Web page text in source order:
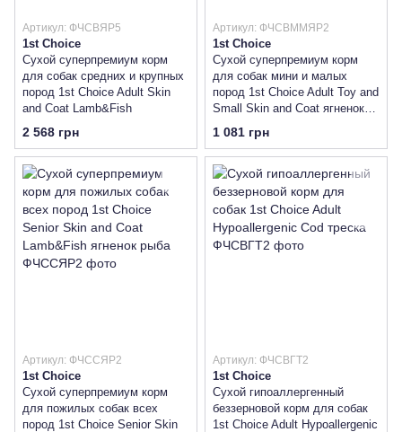
Артикул: ФЧСВЯР5
1st Choice
Сухой суперпремиум корм
для собак средних и крупных
пород 1st Choice Adult Skin
and Coat Lamb&Fish
2 568 грн
Артикул: ФЧСВММЯР2
1st Choice
Сухой суперпремиум корм
для собак мини и малых
пород 1st Choice Adult Toy and
Small Skin and Coat ягненок
рыба
1 081 грн
Артикул: ФЧССЯР2
1st Choice
Сухой суперпремиум корм
для пожилых собак всех
пород 1st Choice Senior Skin
Артикул: ФЧСВГТ2
1st Choice
Сухой гипоаллергенный
беззерновой корм для собак
1st Choice Adult Hypoallergenic